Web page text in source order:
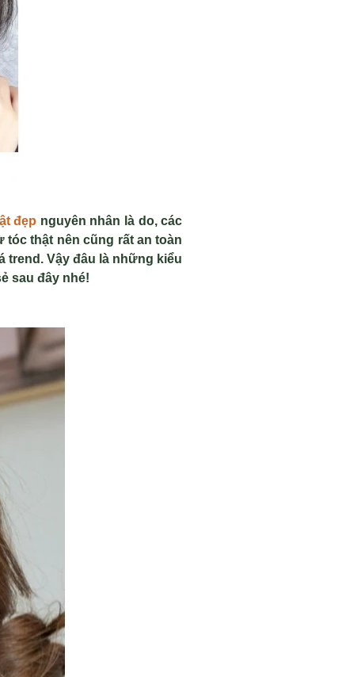
đẹp nguyên nhân là do, các
thật nên cũng rất an toàn
trend. Vậy đâu là những kiểu
sau đây nhé!